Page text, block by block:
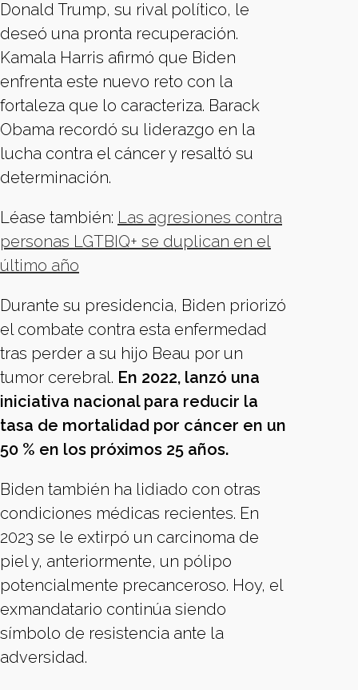
Donald Trump, su rival político, le
deseó una pronta recuperación.
Kamala Harris afirmó que Biden
enfrenta este nuevo reto con la
fortaleza que lo caracteriza. Barack
Obama recordó su liderazgo en la
lucha contra el cáncer y resaltó su
determinación.
Léase también: Las agresiones contra
personas LGTBIQ+ se duplican en el
último año
Durante su presidencia, Biden priorizó
el combate contra esta enfermedad
tras perder a su hijo Beau por un
tumor cerebral. En 2022, lanzó una
iniciativa nacional para reducir la
tasa de mortalidad por cáncer en un
50 % en los próximos 25 años.
Biden también ha lidiado con otras
condiciones médicas recientes. En
2023 se le extirpó un carcinoma de
piel y, anteriormente, un pólipo
potencialmente precanceroso. Hoy, el
exmandatario continúa siendo
símbolo de resistencia ante la
adversidad.